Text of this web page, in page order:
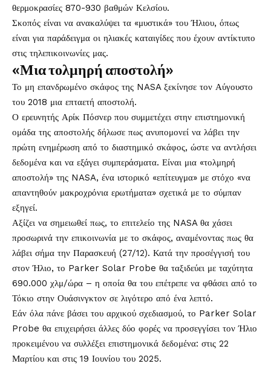
θερμοκρασίες 870-930 βαθμών Κελσίου.
Σκοπός είναι να ανακαλύψει τα «μυστικά» του Ήλιου, όπως
είναι για παράδειγμα οι ηλιακές καταιγίδες που έχουν αντίκτυπο
στις τηλεπικοινωνίες μας.
«Μια τολμηρή αποστολή»
Το μη επανδρωμένο σκάφος της NASA ξεκίνησε τον Αύγουστο
του 2018 μια επταετή αποστολή.
Ο ερευνητής Αρίκ Πόσνερ που συμμετέχει στην επιστημονική
ομάδα της αποστολής δήλωσε πως ανυπομονεί να λάβει την
πρώτη ενημέρωση από το διαστημικό σκάφος, ώστε να αντλήσει
δεδομένα και να εξάγει συμπεράσματα. Είναι μια «τολμηρή
αποστολή» της NASA, ένα ιστορικό «επίτευγμα» με στόχο «να
απαντηθούν μακροχρόνια ερωτήματα» σχετικά με το σύμπαν
εξηγεί.
Αξίζει να σημειωθεί πως, το επιτελείο της NASA θα χάσει
προσωρινά την επικοινωνία με το σκάφος, αναμένοντας πως θα
λάβει σήμα την Παρασκευή (27/12). Κατά την προσέγγισή του
στον Ήλιο, το Parker Solar Probe θα ταξιδεύει με ταχύτητα
690.000 χλμ/ώρα – η οποία θα του επέτρεπε να φθάσει από το
Τόκιο στην Ουάσινγκτον σε λιγότερο από ένα λεπτό.
Εάν όλα πάνε βάσει του αρχικού σχεδιασμού, το Parker Solar
Probe θα επιχειρήσει άλλες δύο φορές να προσεγγίσει τον Ήλιο
προκειμένου να συλλέξει επιστημονικά δεδομένα: στις 22
Μαρτίου και στις 19 Ιουνίου του 2025.